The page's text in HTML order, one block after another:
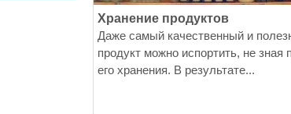
Хранение продуктов
Даже самый качественный и
продукт можно испортить, не зная
его хранения. В результате...